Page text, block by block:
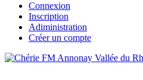
Connexion
Inscription
Adiministration
Créer un compte